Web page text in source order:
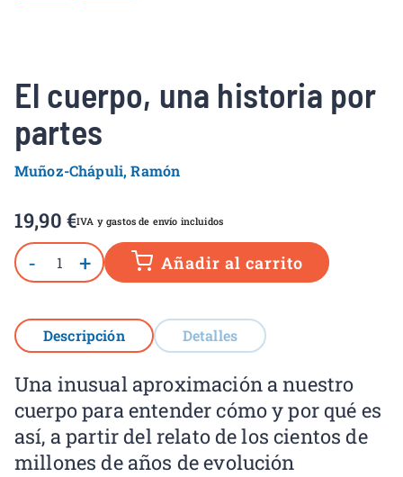
El cuerpo, una historia por
partes
Muñoz-Chápuli, Ramón
Descripción Detalles
Una inusual aproximación a nuestro
cuerpo para entender cómo y por qué es
así, a partir del relato de los cientos de
millones de años de evolución
19,90 €IVA y gastos de envío incluidos
- + Añadir al carrito